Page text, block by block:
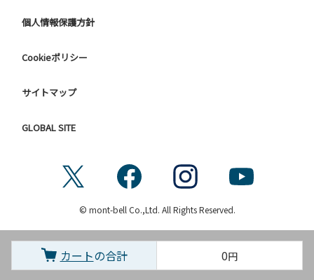
個人情報保護方針
Cookieポリシー
サイトマップ
GLOBAL SITE
© mont-bell Co.,Ltd. All Rights Reserved.
カートの合計 0円